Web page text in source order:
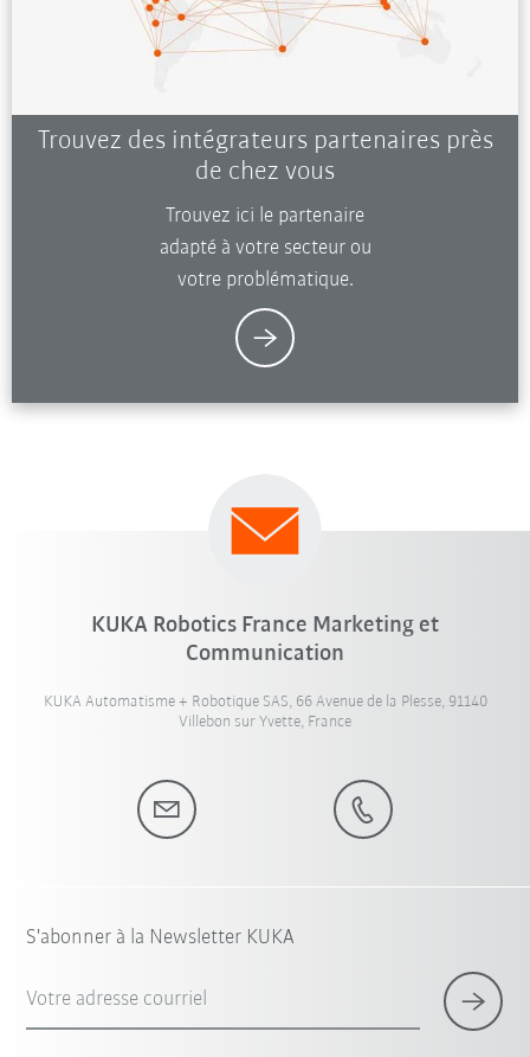
Trouvez des intégrateurs partenaires près
de chez vous
Trouvez ici le partenaire
adapté à votre secteur ou
votre problématique.
KUKA Robotics France Marketing et
Communication
KUKA Automatisme + Robotique SAS, 66 Avenue de la Plesse, 91140
Villebon sur Yvette, France
S'abonner à la Newsletter KUKA
Votre adresse courriel